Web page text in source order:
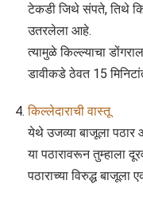
टेकडी जिथे संपते, तिथे
उतरलेला आहे.
त्यामुळे किल्ल्याचा
डावीकडे ठेवत 15
किल्लेदाराची वास्तू
येथे उजव्या बाजूला
या पठारावरून तुम्हाला
पठाराच्या विरुद्ध